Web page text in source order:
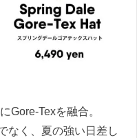
Gore-Texを融合。
なく、夏の強い日差し